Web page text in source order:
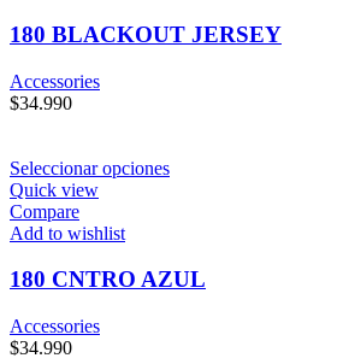
180 BLACKOUT JERSEY
Accessories
$34.990
Seleccionar opciones
Quick view
Compare
Add to wishlist
180 CNTRO AZUL
Accessories
$34.990